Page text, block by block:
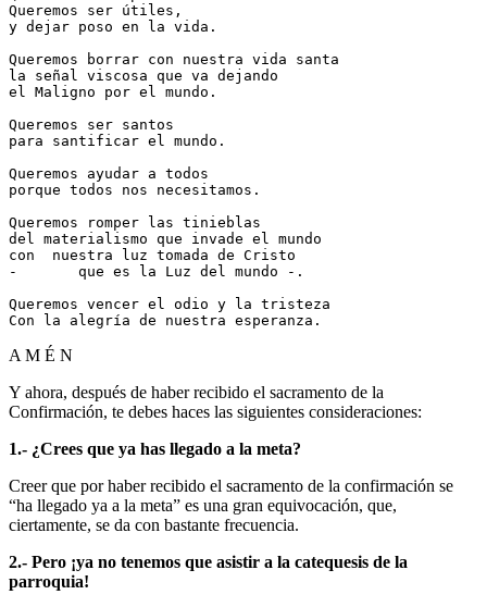
Queremos ser útiles,
y dejar poso en la vida.
Queremos borrar con nuestra vida santa
la señal viscosa que va dejando
el Maligno por el mundo.
Queremos ser santos
para santificar el mundo.
Queremos ayudar a todos
porque todos nos necesitamos.
Queremos romper las tinieblas
del materialismo que invade el mundo
con  nuestra luz tomada de Cristo
-	que es la Luz del mundo -.
Queremos vencer el odio y la tristeza
Con la alegría de nuestra esperanza.
A M É N
Y ahora, después de haber recibido el sacramento de la
Confirmación, te debes haces las siguientes consideraciones:
1.- ¿Crees que ya has llegado a la meta?
Creer que por haber recibido el sacramento de la confirmación se
“ha llegado ya a la meta” es una gran equivocación, que,
ciertamente, se da con bastante frecuencia.
2.- Pero ¡ya no tenemos que asistir a la catequesis de la
parroquia!